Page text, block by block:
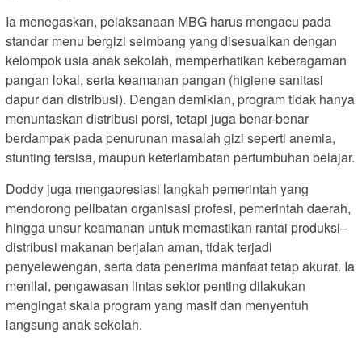
Ia menegaskan, pelaksanaan MBG harus mengacu pada
standar menu bergizi seimbang yang disesuaikan dengan
kelompok usia anak sekolah, memperhatikan keberagaman
pangan lokal, serta keamanan pangan (higiene sanitasi
dapur dan distribusi). Dengan demikian, program tidak hanya
menuntaskan distribusi porsi, tetapi juga benar-benar
berdampak pada penurunan masalah gizi seperti anemia,
stunting tersisa, maupun keterlambatan pertumbuhan belajar.
Doddy juga mengapresiasi langkah pemerintah yang
mendorong pelibatan organisasi profesi, pemerintah daerah,
hingga unsur keamanan untuk memastikan rantai produksi–
distribusi makanan berjalan aman, tidak terjadi
penyelewengan, serta data penerima manfaat tetap akurat. Ia
menilai, pengawasan lintas sektor penting dilakukan
mengingat skala program yang masif dan menyentuh
langsung anak sekolah.